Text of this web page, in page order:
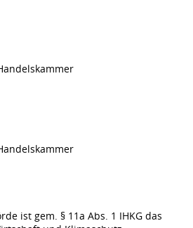
ist gem. § 11a Abs. 1 IHKG das